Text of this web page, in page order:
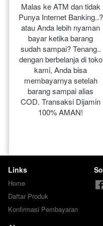
Malas ke ATM dan tidak
Punya Internet Banking..?
atau Anda lebih nyaman
bayar ketika barang
sudah sampai? Tenang..
dengan berbelanja di toko
kami, Anda bisa
membayarnya setelah
barang sampai alias
COD. Transaksi Dijamin
100% AMAN!
Links
Home
Daftar Produk
Konfirmasi Pembayaran